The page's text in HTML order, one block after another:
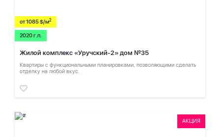
от 1085 $/м2
2020 г.п.
Жилой комплекс «Уручский-2» дом №35
Квартиры с функциональными планировками, позволяющими сделать
отделку на любой вкус.
АКЦИЯ